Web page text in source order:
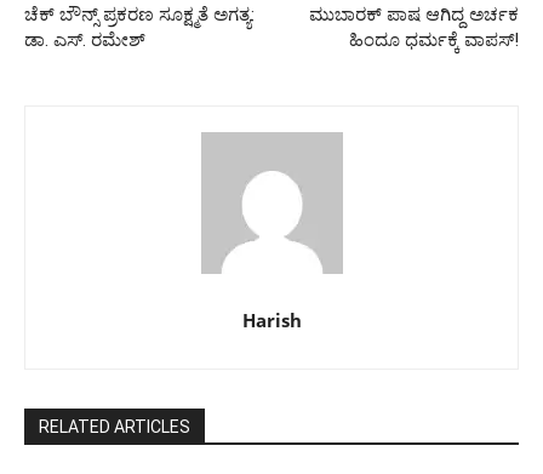
ಚೆಕ್ ಬೌನ್ಸ್ ಪ್ರಕರಣ ಸೂಕ್ಷ್ಮತೆ ಅಗತ್ಯ:
ಡಾ. ಎಸ್. ರಮೇಶ್
ಮುಬಾರಕ್ ಪಾಷ ಆಗಿದ್ದ ಅರ್ಚಕ
ಹಿಂದೂ ಧರ್ಮಕ್ಕೆ ವಾಪಸ್!
Harish
RELATED ARTICLES